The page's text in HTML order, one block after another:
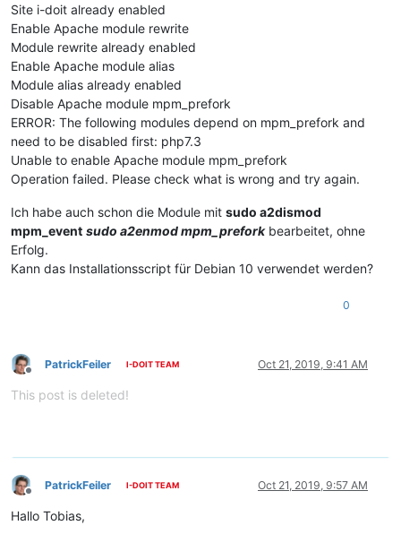
Site i-doit already enabled
Enable Apache module rewrite
Module rewrite already enabled
Enable Apache module alias
Module alias already enabled
Disable Apache module mpm_prefork
ERROR: The following modules depend on mpm_prefork and
need to be disabled first: php7.3
Unable to enable Apache module mpm_prefork
Operation failed. Please check what is wrong and try again.
Ich habe auch schon die Module mit sudo a2dismod
mpm_event sudo a2enmod mpm_preforkbearbeitet, ohne
Erfolg.
Kann das Installationsscript für Debian 10 verwendet werden?
0
Offline
PatrickFeiler I-DOIT TEAM Oct 21, 2019, 9:41 AM
This post is deleted!
Offline
PatrickFeiler I-DOIT TEAM Oct 21, 2019, 9:57 AM
Hallo Tobias,